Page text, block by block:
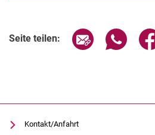
Seite teilen: Seite über E-
Kontakt/Anfahrt